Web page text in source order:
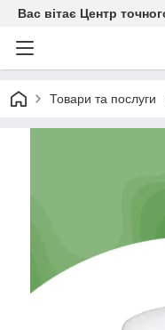
Вас вітає Центр
Товари та послуги